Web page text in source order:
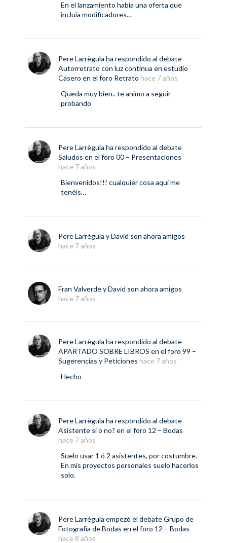
En el lanzamiento había una oferta que
incluía modificadores…
Pere Larrègula ha respondido al debate
Autorretrato con luz continua en estudio
Casero en el foro Retrato hace 7 años
Queda muy bien.. te animo a seguir
probando
Pere Larrègula ha respondido al debate
Saludos en el foro 00 – Presentaciones
hace 7 años
Bienvenidos!!! cualquier cosa aquí me
tenéis…
Pere Larrègula yDavid son ahora amigos
hace 7 años
Fran ValverdeyDavid son ahora amigos
hace 7 años
Pere Larrègula ha respondido al debate
APARTADO SOBRE LIBROS en el foro 99 –
Sugerencias y Peticiones hace 7 años
Hecho
Pere Larrègula ha respondido al debate
Asistente sí o no? en el foro 12 – Bodas
hace 7 años
Suelo usar 1 ó 2 asistentes, por costumbre.
En mis proyectos personales suelo hacerlos
solo.
Pere Larrègula empezó el debateGrupo de
Fotografía de Bodas en el foro 12 – Bodas
hace 8 años